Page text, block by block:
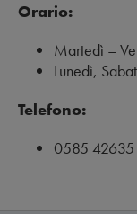
Orario:
Martedì –
Lunedì,
Telefono:
0585 42635